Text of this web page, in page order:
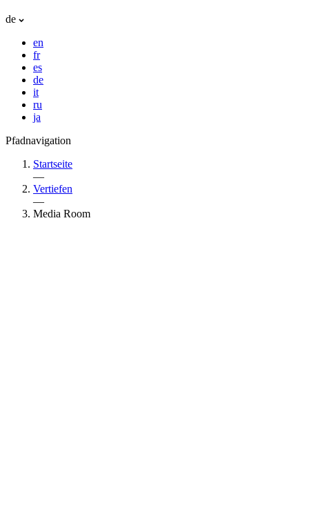
de
en
fr
es
de
it
ru
ja
Pfadnavigation
Startseite
—
Vertiefen
—
Media Room